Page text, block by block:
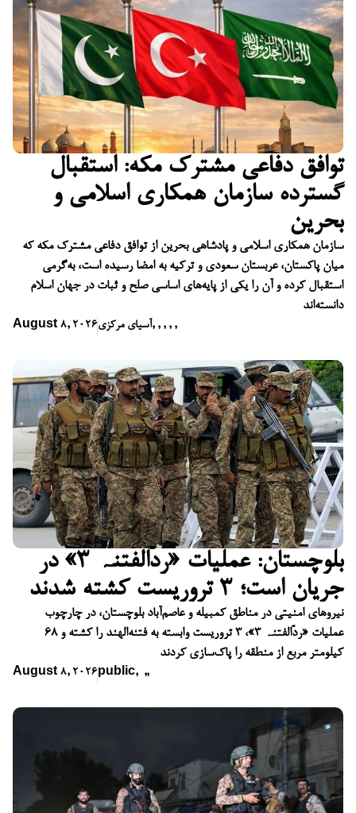
توافق دفاعی مشترک مکه: استقبال
گسترده سازمان همکاری اسلامی و
بحرین
سازمان همکاری اسلامی و پادشاهی بحرین از توافق دفاعی مشترک مکه که
میان پاکستان، عربستان سعودی و ترکیه به امضا رسیده است، به‌گرمی
استقبال کرده و آن را یکی از پایه‌های اساسی صلح و ثبات در جهان اسلام
دانسته‌اند
August 8, 2026آسیای مرکزی, , , , ,
بلوچستان: عملیات «ردّالفتنہ ۳» در
جریان است؛ ۳ تروریست کشته شدند
نیروهای امنیتی در مناطق کمبیله و عاصم‌آباد بلوچستان، در چارچوب
عملیات «ردّالفتنہ ۳»، ۳ تروریست وابسته به فتنه‌الهند را کشته و ۶۸
کیلومتر مربع از منطقه را پاک‌سازی کردند
August 8, 2026 public, ,,